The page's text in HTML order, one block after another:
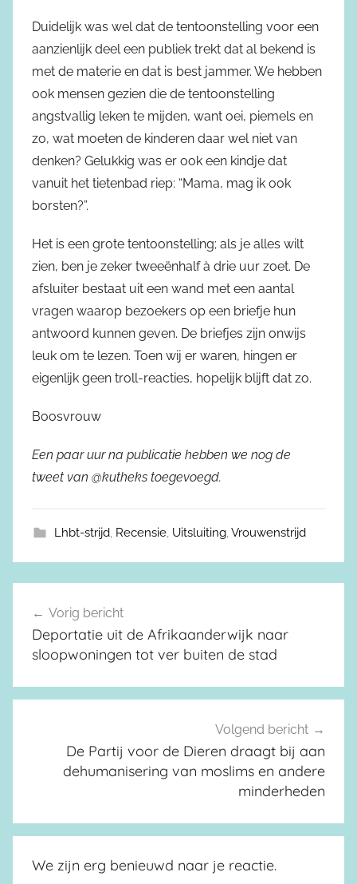
Duidelijk was wel dat de tentoonstelling voor een
aanzienlijk deel een publiek trekt dat al bekend is
met de materie en dat is best jammer. We hebben
ook mensen gezien die de tentoonstelling
angstvallig leken te mijden, want oei, piemels en
zo, wat moeten de kinderen daar wel niet van
denken? Gelukkig was er ook een kindje dat
vanuit het tietenbad riep: “Mama, mag ik ook
borsten?”.
Het is een grote tentoonstelling; als je alles wilt
zien, ben je zeker tweeënhalf à drie uur zoet. De
afsluiter bestaat uit een wand met een aantal
vragen waarop bezoekers op een briefje hun
antwoord kunnen geven. De briefjes zijn onwijs
leuk om te lezen. Toen wij er waren, hingen er
eigenlijk geen troll-reacties, hopelijk blijft dat zo.
Boosvrouw
Een paar uur na publicatie hebben we nog de
tweet van @kutheks toegevoegd.
Lhbt-strijd, Recensie, Uitsluiting,Vrouwenstrijd
Berichtnavigatie
Vorig bericht
Deportatie uit de Afrikaanderwijk naar
sloopwoningen tot ver buiten de stad
Volgend bericht
De Partij voor de Dieren draagt bij aan
dehumanisering van moslims en andere
minderheden
We zijn erg benieuwd naar je reactie.